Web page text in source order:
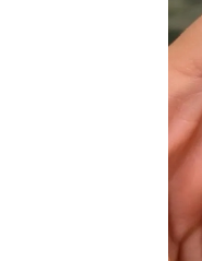
西安市碑林区南
海口市龙华区金
唐山市路南区新
台州市椒江区东
内蒙古自治区呼
甘肃省兰州市七
重庆市解放碑渝
黑龙江省大庆市